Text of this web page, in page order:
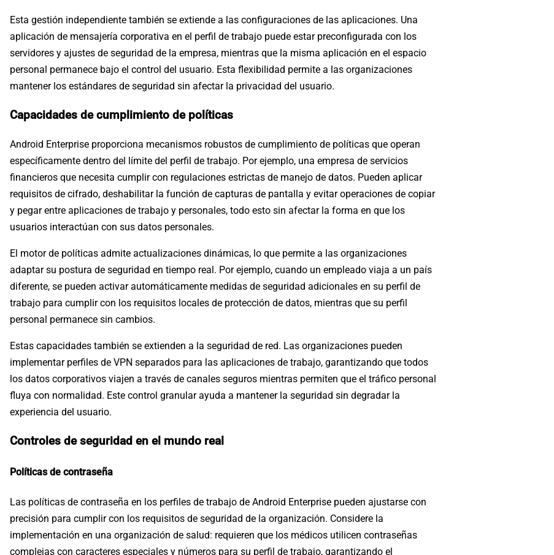
Esta gestión independiente también se extiende a las configuraciones de las aplicaciones. Una
aplicación de mensajería corporativa en el perfil de trabajo puede estar preconfigurada con los
servidores y ajustes de seguridad de la empresa, mientras que la misma aplicación en el espacio
personal permanece bajo el control del usuario. Esta flexibilidad permite a las organizaciones
mantener los estándares de seguridad sin afectar la privacidad del usuario.
Capacidades de cumplimiento de políticas
Android Enterprise proporciona mecanismos robustos de cumplimiento de políticas que operan
específicamente dentro del límite del perfil de trabajo. Por ejemplo, una empresa de servicios
financieros que necesita cumplir con regulaciones estrictas de manejo de datos. Pueden aplicar
requisitos de cifrado, deshabilitar la función de capturas de pantalla y evitar operaciones de copiar
y pegar entre aplicaciones de trabajo y personales, todo esto sin afectar la forma en que los
usuarios interactúan con sus datos personales.
El motor de políticas admite actualizaciones dinámicas, lo que permite a las organizaciones
adaptar su postura de seguridad en tiempo real. Por ejemplo, cuando un empleado viaja a un país
diferente, se pueden activar automáticamente medidas de seguridad adicionales en su perfil de
trabajo para cumplir con los requisitos locales de protección de datos, mientras que su perfil
personal permanece sin cambios.
Estas capacidades también se extienden a la seguridad de red. Las organizaciones pueden
implementar perfiles de VPN separados para las aplicaciones de trabajo, garantizando que todos
los datos corporativos viajen a través de canales seguros mientras permiten que el tráfico personal
fluya con normalidad. Este control granular ayuda a mantener la seguridad sin degradar la
experiencia del usuario.
Controles de seguridad en el mundo real
Políticas de contraseña
Las políticas de contraseña en los perfiles de trabajo de Android Enterprise pueden ajustarse con
precisión para cumplir con los requisitos de seguridad de la organización. Considere la
implementación en una organización de salud: requieren que los médicos utilicen contraseñas
complejas con caracteres especiales y números para su perfil de trabajo, garantizando el